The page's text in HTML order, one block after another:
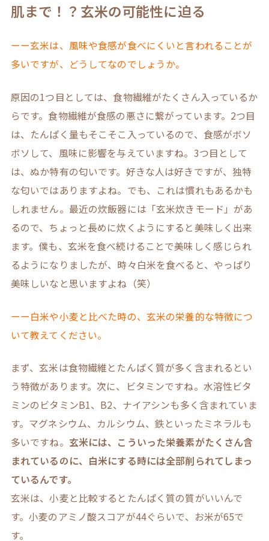
肌まで！？玄米の可能性に迫る
ーー玄米は、風味や食感が食べにくいと言われることが
多いですが、どうしてなのでしょうか。
原因の1つ目としては、食物繊維がたくさん入っているか
らです。食物繊維が食感の悪さに繋がっています。2つ目
は、たんぱく量もそこそこ入っているので、食感がボソ
ボソして、風味に影響を与えていますね。3つ目として
は、ぬか特有の匂いです。好きな人は好きですが、独特
な匂いではありますよね。でも、これは慣れもあるかも
しれません。最近の炊飯器には「玄米炊きモード」があ
るので、ちょっと長めに炊くようにすると美味しく出来
ます。僕も、玄米を食べ続けることで美味しく感じられ
るようになりましたが、時々白米を食べると、やっぱり
美味しいなと思いますよね（笑）
ーー白米や小麦と比べた時の、玄米の栄養的な特徴につ
いて教えてください。
まず、玄米は食物繊維とたんぱく質が多く含まれるとい
う特徴があります。次に、ビタミンですね。水溶性ビタ
ミンのビタミンB1、B2、ナイアシンも多く含まれていま
す。マグネシウム、カルシウム、鉄といったミネラルも
多いですね。 玄米には、こういった栄養素がたくさん含
まれているのに、白米にする時には全部削られてしまっ
ているんです。
玄米は、小麦と比較するとたんぱく質の質がいいんで
す。小麦のアミノ酸スコアが44ぐらいで、お米が65で
す。